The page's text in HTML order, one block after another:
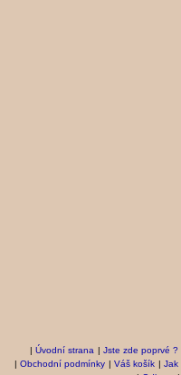
| Úvodní strana | Jste zde poprvé ?
| Obchodní podmínky | Váš košík | Jak